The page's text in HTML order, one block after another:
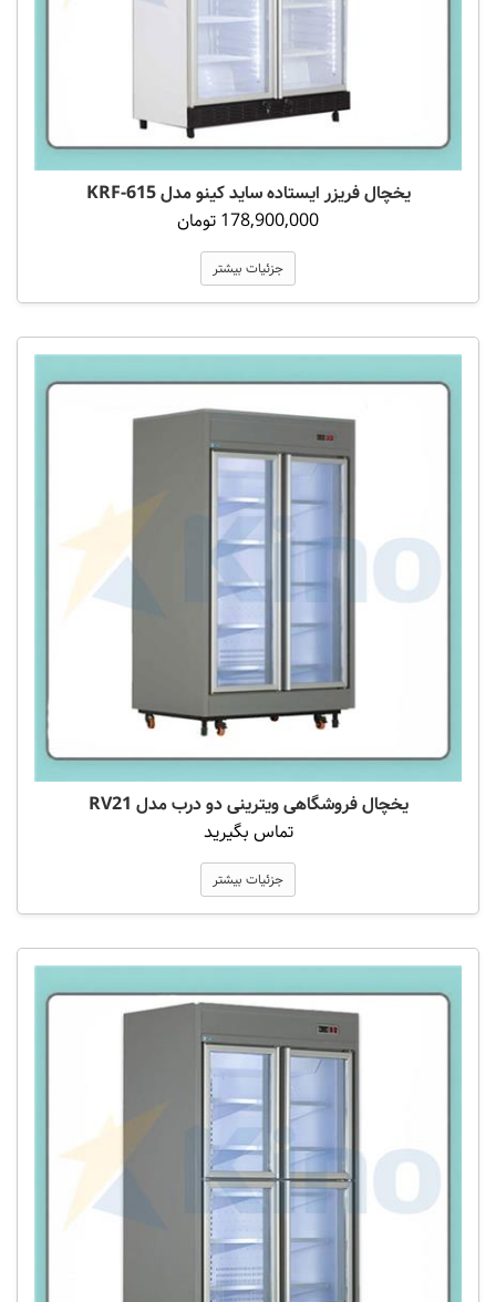
یخچال فریزر ایستاده ساید کینو مدل KRF-615
178,900,000 تومان
جزئیات بیشتر
یخچال فروشگاهی ویترینی دو درب مدل RV21
تماس بگیرید
جزئیات بیشتر